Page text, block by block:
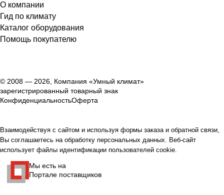
О компании
Гид по климату
Каталог оборудования
Помощь покупателю
© 2008 — 2026, Компания «Умный климат»
зарегистрированный товарный знак
КонфиденциальностьОферта
Взаимодействуя с сайтом и используя формы заказа и обратной связи,
Вы соглашаетесь на обработку персональных данных. Веб-сайт
использует файлы идентификации пользователей cookie.
Мы есть на
Портале поставщиков